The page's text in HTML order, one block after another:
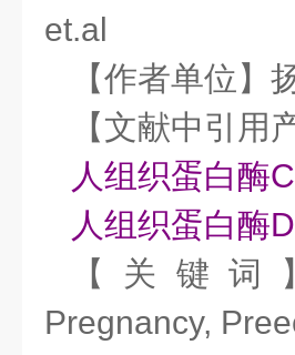
et.al
【作者单位
【文献中引用
人组织蛋白酶
人组织蛋白酶
【关键词
Pregnancy,